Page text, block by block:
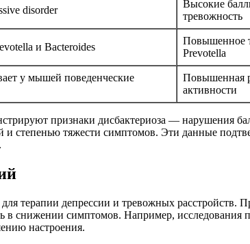
disorder
Высокие
тревожность
и Bacteroides
Повышенное
Prevotella
у мышей поведенческие
Повышенная
активности
признаки дисбактериоза — нарушения
степенью тяжести симптомов. Эти данные
терапии депрессии и тревожных расстройств.
снижении симптомов. Например, исследования
настроения.